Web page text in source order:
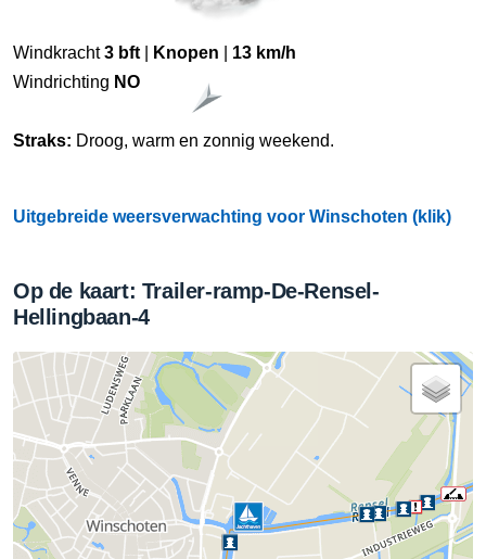
Windkracht3 bft Knopen
13 km/h
Windrichting NO
Straks: Droog, warm en zonnig weekend.
Uitgebreide weersverwachting voor Winschoten (klik)
Op de kaart: Trailer-ramp-De-Rensel-
Hellingbaan-4